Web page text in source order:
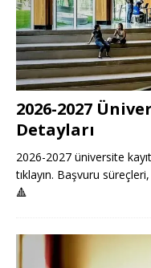
2026-2027
Detayları
2026-2027 üniversite
tıklayın. Başvuru
🔺